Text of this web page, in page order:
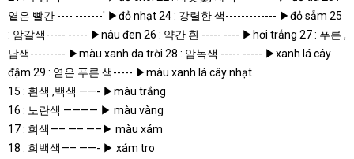
15 : 흰색 ,백색 ——- ▶màu trắng
16 : 노란색 ———— ▶ màu vàng
17 : 회색—– —– —–▶ màu xám
18 : 회백색—– ——- ▶ xám tro